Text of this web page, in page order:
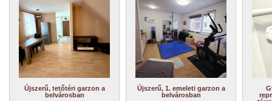
Újszerű, tetőtéri garzon a
belvárosban
Újszerű, 1. emeleti garzon a
belvárosban